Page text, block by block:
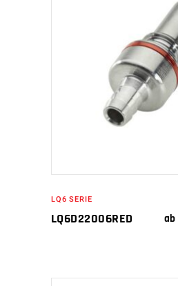
WEITERLESEN
LQ6 SERIE
LQ6D22006RED ab